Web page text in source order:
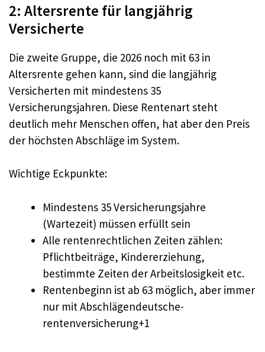
2: Altersrente für langjährig
Versicherte
Die zweite Gruppe, die 2026 noch mit 63 in
Altersrente gehen kann, sind die langjährig
Versicherten mit mindestens 35
Versicherungsjahren. Diese Rentenart steht
deutlich mehr Menschen offen, hat aber den Preis
der höchsten Abschläge im System.
Wichtige Eckpunkte:
Mindestens 35 Versicherungsjahre
(Wartezeit) müssen erfüllt sein
Alle rentenrechtlichen Zeiten zählen:
Pflichtbeiträge, Kindererziehung,
bestimmte Zeiten der Arbeitslosigkeit etc.
Rentenbeginn ist ab 63 möglich, aber immer
nur mit Abschlägendeutsche-
rentenversicherung+1​